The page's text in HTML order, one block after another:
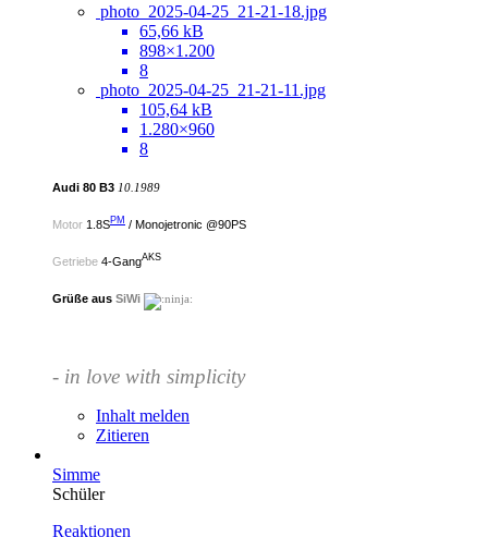
photo_2025-04-25_21-21-18.jpg
65,66 kB
898×1.200
8
photo_2025-04-25_21-21-11.jpg
105,64 kB
1.280×960
8
Audi 80 B3 10.1989
Motor 1.8SPM / Monojetronic @90PS
Getriebe 4-GangAKS
Grüße aus SiWi
- in love with simplicity
Inhalt melden
Zitieren
Simme
Schüler
Reaktionen